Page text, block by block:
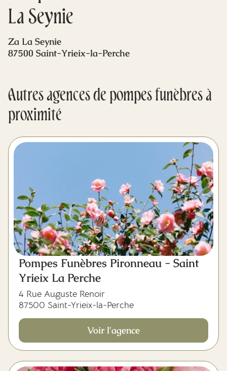
La Seynie
Za La Seynie
87500 Saint-Yrieix-la-Perche
Autres agences de pompes funèbres à
proximité
Pompes Funèbres Pironneau - Saint
Yrieix La Perche
4 Rue Auguste Renoir
87500 Saint-Yrieix-la-Perche
Voir l'agence